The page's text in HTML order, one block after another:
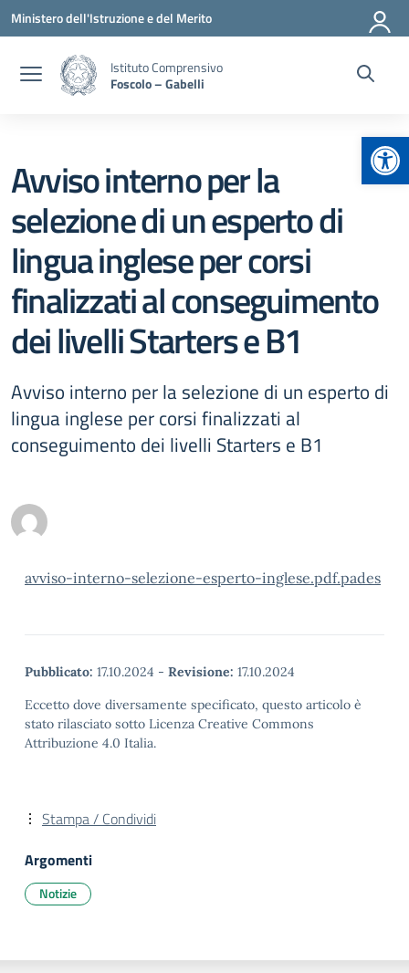
Vai ai contenuti
Vai al menu di navigazione
Vai al footer
Ministero dell'Istruzione e del Merito
Istituto Comprensivo
Foscolo – Gabelli
Avviso interno per la
selezione di un esperto di
lingua inglese per corsi
finalizzati al conseguimento
dei livelli Starters e B1
Avviso interno per la selezione di un esperto di
lingua inglese per corsi finalizzati al
conseguimento dei livelli Starters e B1
avviso-interno-selezione-esperto-inglese.pdf.pades
Pubblicato: 17.10.2024 - Revisione: 17.10.2024
Eccetto dove diversamente specificato, questo articolo è
stato rilasciato sotto Licenza Creative Commons
Attribuzione 4.0 Italia.
Stampa / Condividi
Argomenti
Notizie